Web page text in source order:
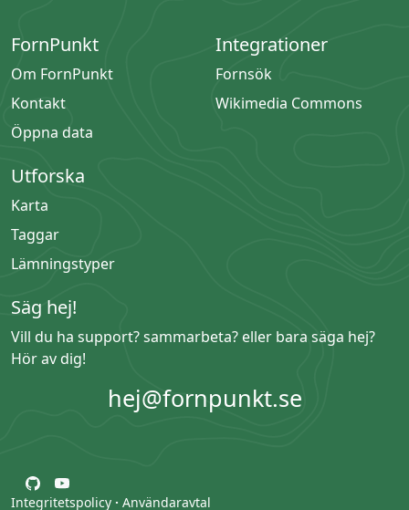
FornPunkt
Om FornPunkt
Kontakt
Öppna data
Integrationer
Fornsök
Wikimedia Commons
Utforska
Karta
Taggar
Lämningstyper
Säg hej!
Vill du ha support? sammarbeta? eller bara säga hej?
Hör av dig!
hej@fornpunkt.se
Integritetspolicy · Användaravtal